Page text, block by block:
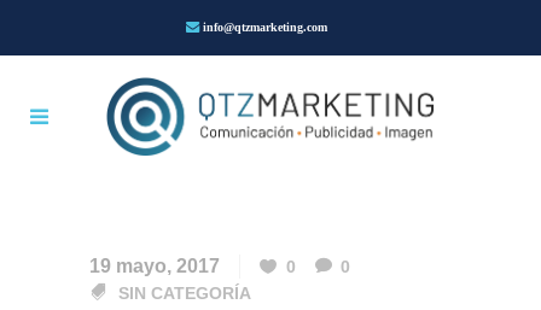
info@qtzmarketing.com
19 mayo, 2017 0
0
SIN CATEGORÍA